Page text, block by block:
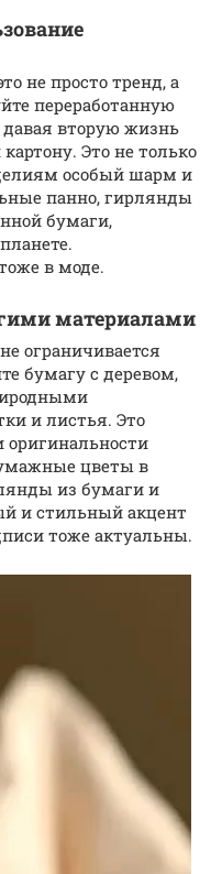
не просто тренд, а
переработанную
давая вторую жизнь
Это не только
особый шарм и
панно, гирлянды
бумаги,
в моде.
материалами
ограничивается
бумагу с деревом,
и листья. Это
оригинальности
цветы в
из бумаги и
и стильный акцент
тоже актуальны.